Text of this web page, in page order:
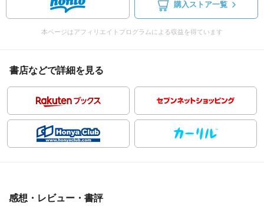
購入ストア一覧
本ページはアフィリエイトプログラムによる収益を得ています
書店などで詳細を見る
感想・レビュー・書評